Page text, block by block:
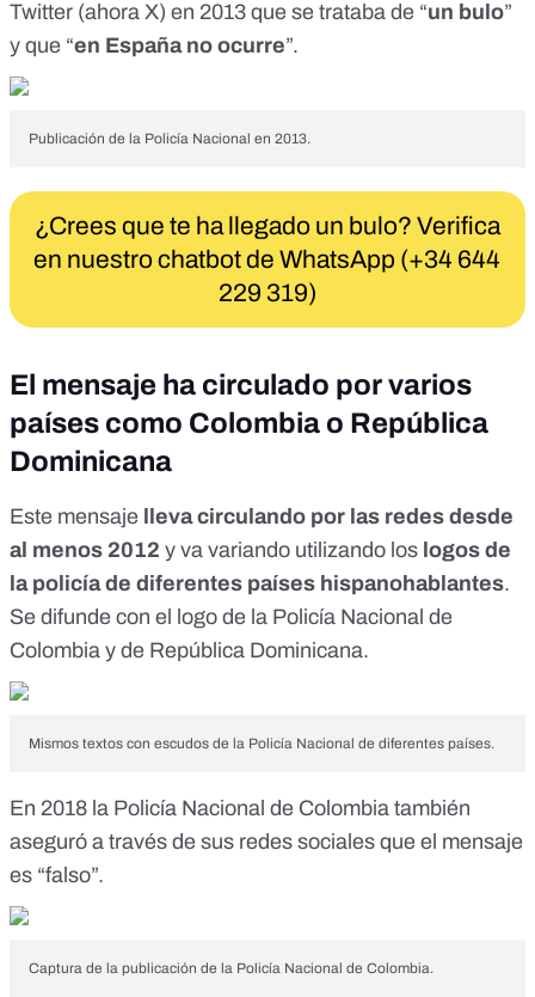
Twitter (ahora X) en 2013 que se trataba de “un bulo”
y que “en España no ocurre”.
Publicación de la Policía Nacional en 2013.
¿Crees que te ha llegado un bulo? Verifica
en nuestro chatbot de WhatsApp (+34 644
229 319)
El mensaje ha circulado por varios
países como Colombia o República
Dominicana
Este mensaje lleva circulando por las redes desde
al menos 2012 y va variando utilizando los logos de
la policía de diferentes países hispanohablantes.
Se difunde con el logo de la Policía Nacional de
Colombia y de República Dominicana.
Mismos textos con escudos de la Policía Nacional de diferentes países.
En 2018 la Policía Nacional de Colombia también
aseguró a través de sus redes sociales que el mensaje
es “falso”.
Captura de la publicación de la Policía Nacional de Colombia.